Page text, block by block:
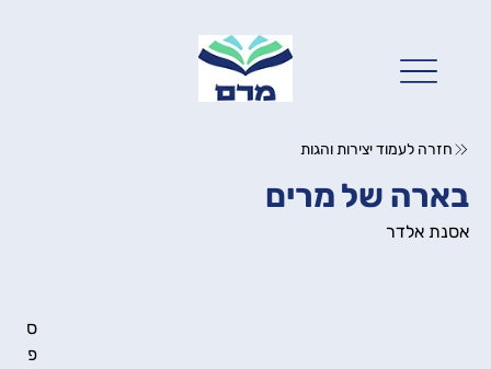
חזרה לעמוד יצירות והגות
בארה של מרים
אסנת אלדר
ס
פ